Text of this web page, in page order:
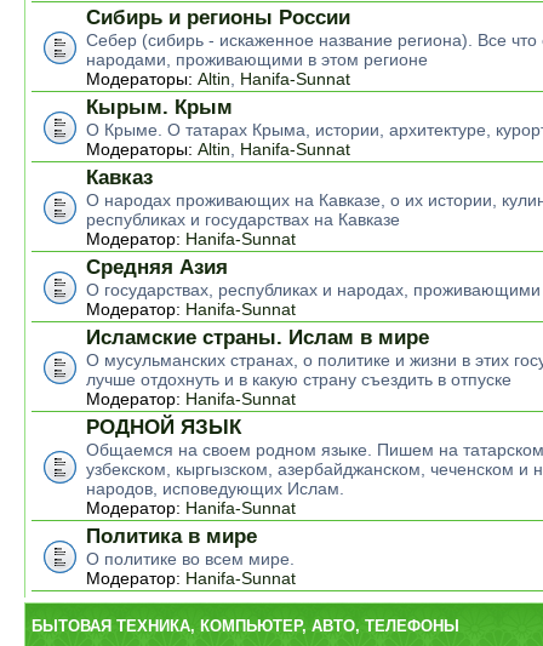
Сибирь и регионы России
Себер (сибирь - искаженное название региона). Все что
народами, проживающими в этом регионе
Модераторы: Altin Hanifa-Sunnat
Кырым. Крым
О Крыме. О татарах Крыма, истории, архитектуре,
Модераторы: Altin Hanifa-Sunnat
Кавказ
О народах проживающих на Кавказе, о их истории,
республиках и государствах на Кавказе
Модератор: Hanifa-Sunnat
Средняя Азия
О государствах, республиках и народах,
Модератор: Hanifa-Sunnat
Исламские страны. Ислам в мире
О мусульманских странах, о политике и жизни в этих
лучше отдохнуть и в какую страну съездить в отпуске
Модератор: Hanifa-Sunnat
РОДНОЙ ЯЗЫК
Общаемся на своем родном языке. Пишем на
узбекском, кыргызском, азербайджанском, чеченском и
народов, исповедующих Ислам.
Модератор: Hanifa-Sunnat
Политика в мире
О политике во всем мире.
Модератор: Hanifa-Sunnat
БЫТОВАЯ ТЕХНИКА, КОМПЬЮТЕР, АВТО, ТЕЛЕФОНЫ